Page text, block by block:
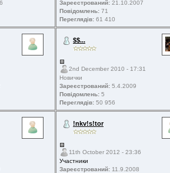
Зареєстрований: 21.10.2007
Повідомлень: 71
Переглядів: 61 410
$$...
2nd December 2010 - 17:31
Новички
Зареєстрований: 5.4.2009
Повідомлень: 5
Переглядів: 50 956
!nkv!s!tor
11th October 2012 - 23:36
Участники
Зареєстрований: 11.9.2008